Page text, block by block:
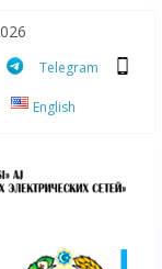
Telegram
English